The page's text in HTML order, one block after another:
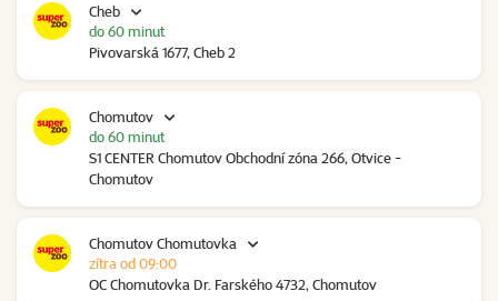
Cheb
Pivovarská 1677, Cheb 2
do 60 minut
Chomutov
S1 CENTER Chomutov Obchodní zóna 266, Otvice -
Chomutov
do 60 minut
Chomutov Chomutovka
OC Chomutovka Dr. Farského 4732, Chomutov
zítra od 09:00